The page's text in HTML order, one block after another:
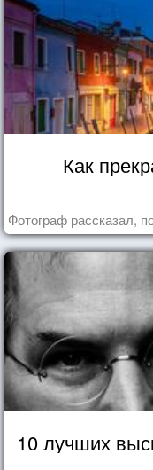
Как
Фотограф рассказал,
10 лучших